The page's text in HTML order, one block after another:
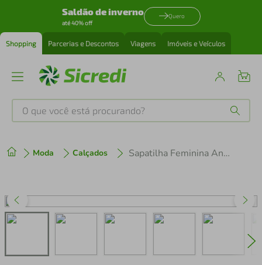
Saldão de inverno
até 40% off
Quero
Shopping Parcerias e Descontos Viagens Imóveis e Veículos
O que você está procurando?
Moda Calçados Sapatilha Feminina Ana Castela Moleca 5635-863 Nude
2º cafeteira